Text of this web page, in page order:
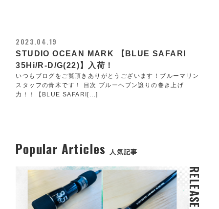
2023.04.19
STUDIO OCEAN MARK 【BLUE SAFARI
35Hi/R-D/G(22)】入荷！
いつもブログをご覧頂きありがとうございます！ブルーマリン
スタッフの青木です！ 目次 ブルーヘブン譲りの巻き上げ
力！！【BLUE SAFARI[...]
Popular Articles 人気記事
RELEASE